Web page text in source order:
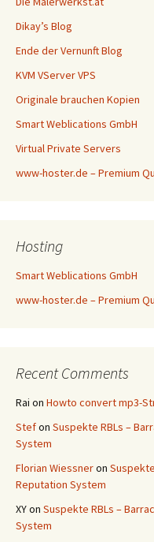
Dikay’s Blog
Ende der Vernunft Blog
KVM VServer VPS
Originale brauchen Kopien
Smart Weblications GmbH
Virtual Private Servers
www-hoster.de – Premium
Hosting
Smart Weblications GmbH
www-hoster.de – Premium
Recent Comments
Rai on Howto convert mp3-
Stefon Suspekte RBLs –
System
Florian Wiessneron
Reputation System
XYon Suspekte RBLs –
System